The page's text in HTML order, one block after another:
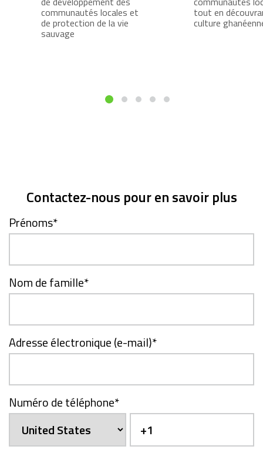
communautés locales et
de protection de la vie
sauvage
tout en
culture
Contactez-nous pour en savoir plus
Prénoms*
Nom de famille*
Adresse électronique (e-mail)*
Numéro de téléphone*